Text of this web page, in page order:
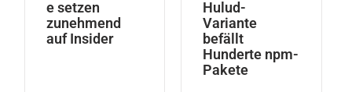
e setzen
zunehmend
auf Insider
Hulud-
Variante
befällt
Hunderte npm-
Pakete